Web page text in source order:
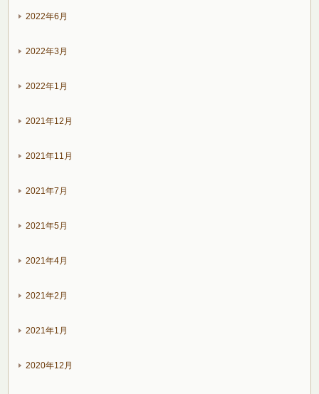
2022年6月
2022年3月
2022年1月
2021年12月
2021年11月
2021年7月
2021年5月
2021年4月
2021年2月
2021年1月
2020年12月